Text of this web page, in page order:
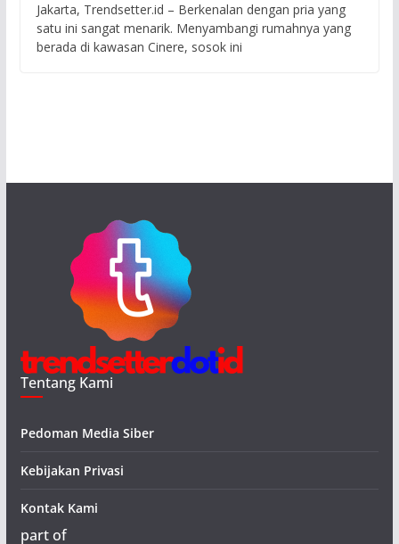
Jakarta, Trendsetter.id – Berkenalan dengan pria yang
satu ini sangat menarik. Menyambangi rumahnya yang
berada di kawasan Cinere, sosok ini
Tentang Kami
Pedoman Media Siber
Kebijakan Privasi
Kontak Kami
part of